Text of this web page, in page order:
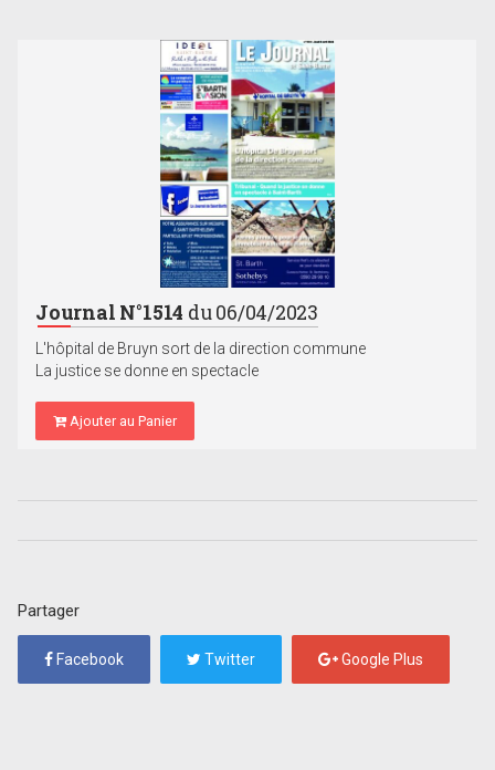
Journal N°1514 du 06/04/2023
L'hôpital de Bruyn sort de la direction commune
La justice se donne en spectacle
Ajouter au Panier
Partager
Facebook Twitter Google Plus